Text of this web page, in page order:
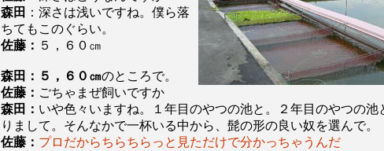
森田 ：深さは浅いですね。僕ら落
ちてもこのぐらい。
佐藤： ５，６０㎝
森田：５，６０㎝のところで。
佐藤： ごちゃまぜ飼いですか
森田： いや色々いますね。１年目のやつの池と。２年目のやつの池
りまして。そんなかで一杯いる中から、髭の形の良い奴を選んで。
佐藤： プロだからちらちらっと見ただけで分かっちゃうんだ